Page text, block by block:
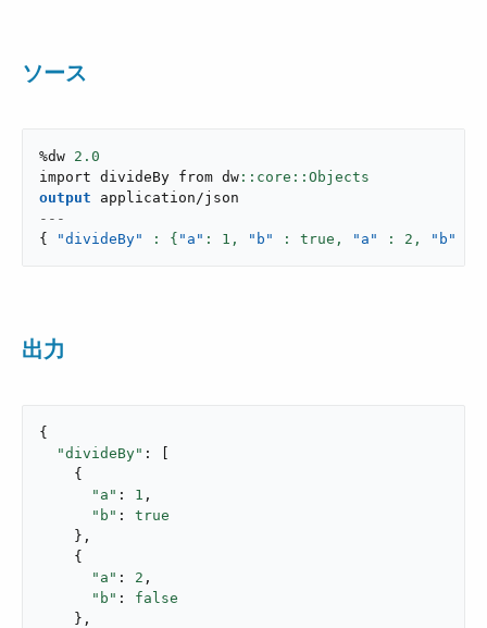
ソース
%dw 2.0
import divideBy from dw
output
application/json
---
{
"divideBy" : { "a" : 1 , "b" : true, "a" : 2 , "b"
出力
{
"divideBy" : [
    {
"a" : 1 ,
"b" : true
    },
    {
"a" : 2 ,
"b" : false
    },